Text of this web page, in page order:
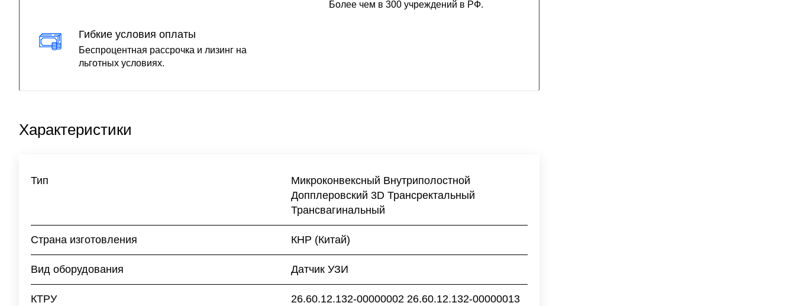
Более чем в 300 учреждений в РФ.
Гибкие условия оплаты
Беспроцентная рассрочка и лизинг на
льготных условиях.
Характеристики
Тип
Микроконвексный Внутриполостной
Допплеровский 3D Трансректальный
Трансвагинальный
Страна изготовления КНР (Китай)
Вид оборудования Датчик УЗИ
КТРУ 26.60.12.132-00000002 26.60.12.132-00000013